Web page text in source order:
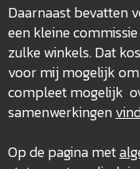
Daarnaast bevatten
een kleine
zulke winkels. Dat
voor mij mogelijk
compleet mogelijk
samenwerkingen
Op de pagina met